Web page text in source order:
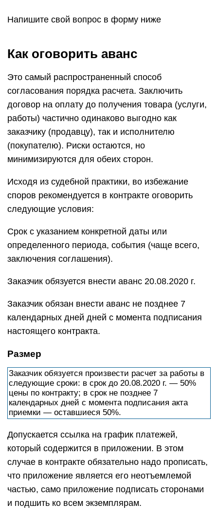
Напишите свой вопрос в форму ниже
Как оговорить аванс
Это самый распространенный способ
согласования порядка расчета. Заключить
договор на оплату до получения товара (услуги,
работы) частично одинаково выгодно как
заказчику (продавцу), так и исполнителю
(покупателю). Риски остаются, но
минимизируются для обеих сторон.
Исходя из судебной практики, во избежание
споров рекомендуется в контракте оговорить
следующие условия:
Срок с указанием конкретной даты или
определенного периода, события (чаще всего,
заключения соглашения).
Заказчик обязуется внести аванс 20.08.2020 г.
Заказчик обязан внести аванс не позднее 7
календарных дней дней с момента подписания
настоящего контракта.
Размер
Заказчик обязуется произвести расчет за работы в
следующие сроки: в срок до 20.08.2020 г. — 50%
цены по контракту; в срок не позднее 7
календарных дней с момента подписания акта
приемки — оставшиеся 50%.
Допускается ссылка на график платежей,
который содержится в приложении. В этом
случае в контракте обязательно надо прописать,
что приложение является его неотъемлемой
частью, само приложение подписать сторонами
и подшить ко всем экземплярам.